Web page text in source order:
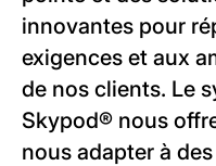
innovantes pour
exigences et aux
de nos clients. Le
Skypod® nous
nous adapter à